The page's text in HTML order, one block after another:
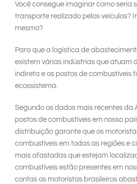
Você consegue imaginar como seria
transporte realizado pelos veículos?
mesmo?
Para que a logística de
existem várias indústrias que atuam
indireta e os postos de combustíveis
ecossistema.
Segundo os dados mais recentes da
postos de combustíveis em nosso
distribuição garante que os
combustíveis em todas as regiões e
mais afastadas que estejam
combustíveis estão presentes em
contas os motoristas brasileiros